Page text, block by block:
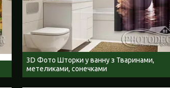
3D Фото Шторки у ванну з Тваринами,
метеликами, сонечками